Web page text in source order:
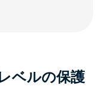
ベルの保護